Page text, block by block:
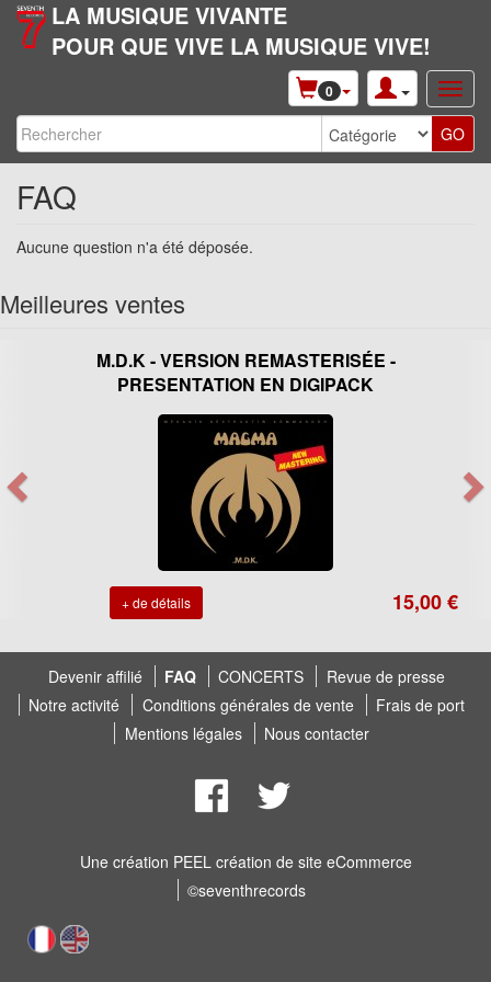
LA MUSIQUE VIVANTE
POUR QUE VIVE LA MUSIQUE VIVE!
0
FAQ
Aucune question n'a été déposée.
Meilleures ventes
M.D.K - VERSION REMASTERISÉE -
PRESENTATION EN DIGIPACK
+ de détails 15,00 €
Devenir affilié FAQ CONCERTS
Revue de presse
Notre activité
Conditions générales de vente
Frais de port
Mentions légales
Nous contacter
Une création PEEL création de site eCommerce
©seventhrecords